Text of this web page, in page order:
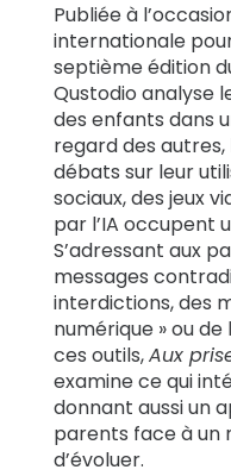
Publiée à
internationale
septième édition
Qustodio analyse
des enfants dans
regard des
débats sur leur
sociaux, des jeux
par l’IA occupent
S’adressant aux
messages
interdictions, des
numérique » ou
ces outils,Aux
examine ce qui
donnant aussi un
parents face à un
d’évoluer.